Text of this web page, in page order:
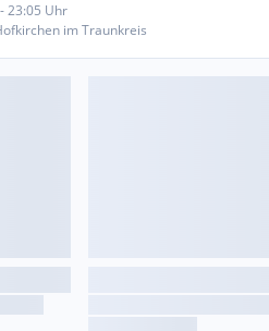
23:05 Uhr
im Traunkreis